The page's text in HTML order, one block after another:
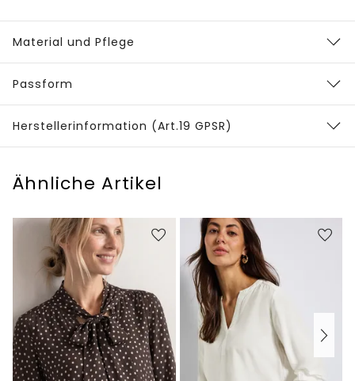
Material und Pflege
Passform
Herstellerinformation (Art.19 GPSR)
Ähnliche Artikel